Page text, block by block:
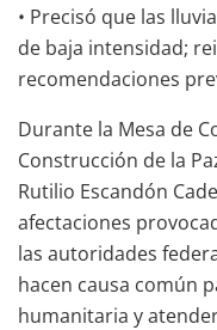
• Precisó que las
de baja intensidad;
recomendaciones
Durante la Mesa de
Construcción de la
Rutilio Escandón
afectaciones
las autoridades
hacen causa común
humanitaria y